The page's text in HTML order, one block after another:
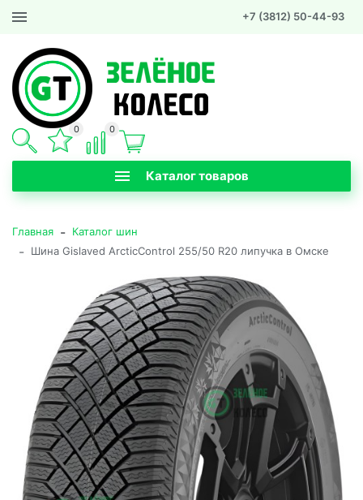
+7 (3812) 50-44-93
Каталог товаров
0 0
Главная - Каталог шин
- Шина Gislaved ArcticControl 255/50 R20 липучка в Омске